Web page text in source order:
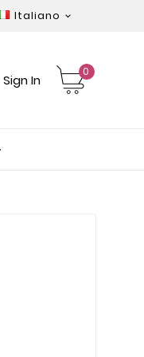
Italiano 
Sign In
0